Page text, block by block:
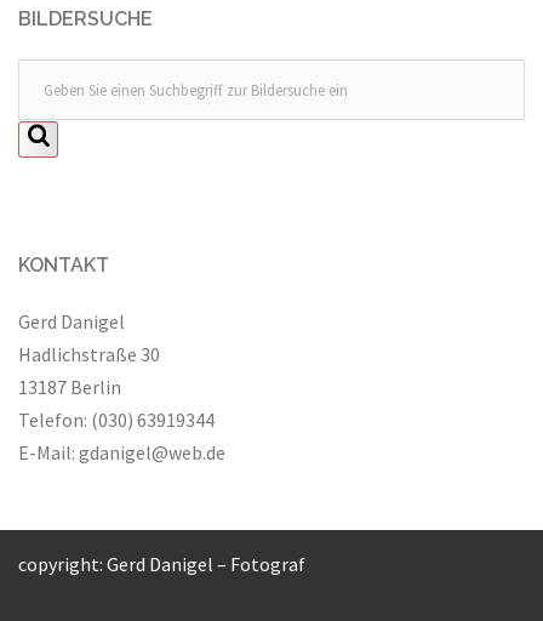
BILDERSUCHE
KONTAKT
Gerd Danigel
Hadlichstraße 30
13187 Berlin
Telefon: (030) 63919344
E-Mail: gdanigel@web.de
copyright: Gerd Danigel – Fotograf